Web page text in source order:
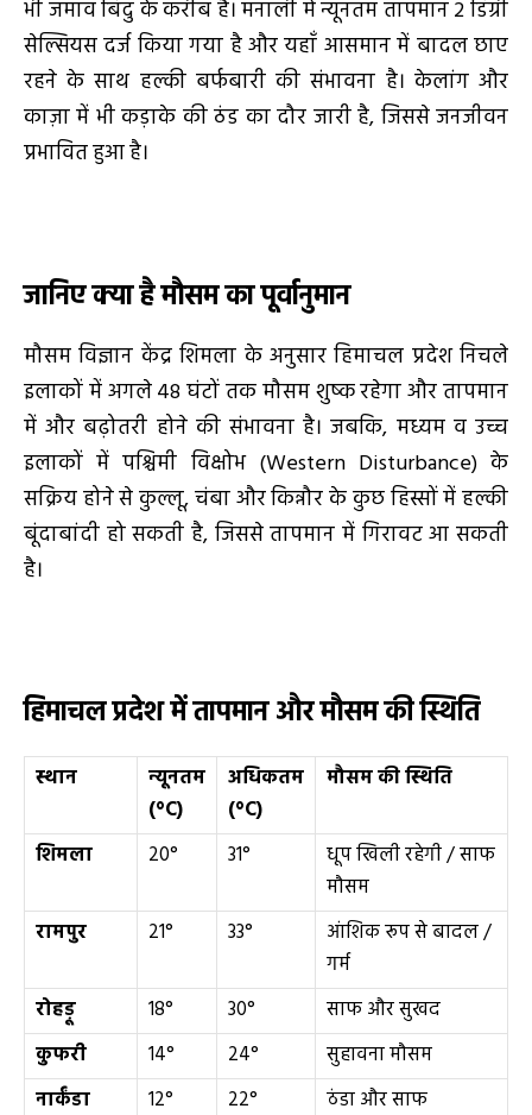
भी जमाव बिंदु के करीब है। मनाली में न्यूनतम तापमान 2 डिग्री
सेल्सियस दर्ज किया गया है और यहाँ आसमान में बादल छाए
रहने के साथ हल्की बर्फबारी की संभावना है। केलांग और
काज़ा में भी कड़ाके की ठंड का दौर जारी है, जिससे जनजीवन
प्रभावित हुआ है।
जानिए क्या है मौसम का पूर्वानुमान
मौसम विज्ञान केंद्र शिमला के अनुसार हिमाचल प्रदेश निचले
इलाकों में अगले 48 घंटों तक मौसम शुष्क रहेगा और तापमान
में और बढ़ोतरी होने की संभावना है। जबकि, मध्यम व उच्च
इलाकों में पश्चिमी विक्षोभ (Western Disturbance) के
सक्रिय होने से कुल्लू, चंबा और किन्नौर के कुछ हिस्सों में हल्की
बूंदाबांदी हो सकती है, जिससे तापमान में गिरावट आ सकती
है।
हिमाचल प्रदेश में तापमान और मौसम की स्थिति
स्थान
न्यूनतम
(°C)
अधिकतम
(°C)
मौसम की स्थिति
शिमला 20° 31°
धूप खिली रहेगी / साफ
मौसम
रामपुर
21° 33°
आंशिक रूप से बादल /
गर्म
रोहड़ू
18° 30°
साफ और सुखद
कुफरी
14° 24°
सुहावना मौसम
नार्कंडा
12° 22°
ठंडा और साफ